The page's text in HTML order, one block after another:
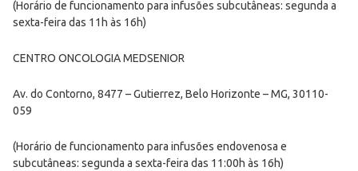
(Horário de funcionamento para infusões subcutâneas: segunda a
sexta-feira das 11h às 16h)
CENTRO ONCOLOGIA MEDSENIOR
Av. do Contorno, 8477 – Gutierrez, Belo Horizonte – MG, 30110-
059
(Horário de funcionamento para infusões endovenosa e
subcutâneas: segunda a sexta-feira das 11:00h às 16h)